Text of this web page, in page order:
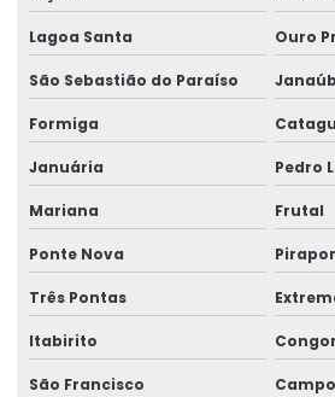
Motor redutor para ponte rolante
Movimentação de cargas laner
Movimentação Horizontal Com Trole
Painel elétrico para ponte rolante
Peças para ponte rolante swf
Peças para pontes rolantes de qualquer
Lagoa Santa Ouro
São Sebastião do Paraíso
Formiga
Januária Pedro
Mariana Frutal
Ponte Nova
Três Pontas
Itabirito
São Francisco